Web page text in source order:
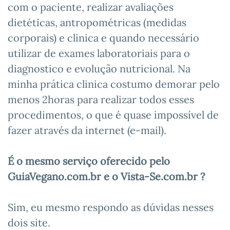
com o paciente, realizar avaliações
dietéticas, antropométricas (medidas
corporais) e clinica e quando necessário
utilizar de exames laboratoriais para o
diagnostico e evolução nutricional. Na
minha prática clinica costumo demorar pelo
menos 2horas para realizar todos esses
procedimentos, o que é quase impossível de
fazer através da internet (e-mail).
É o mesmo serviço oferecido pelo
GuiaVegano.com.br e o Vista-Se.com.br ?
Sim, eu mesmo respondo as dúvidas nesses
dois site.